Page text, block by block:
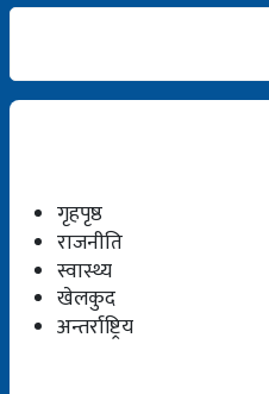
गृहपृष्ठ
राजनीति
स्वास्थ्य
खेलकुद
अन्तर्राष्ट्रिय